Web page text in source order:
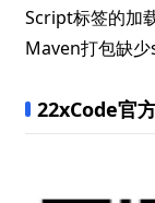
Script标签的加
Maven打包缺
22xCode官